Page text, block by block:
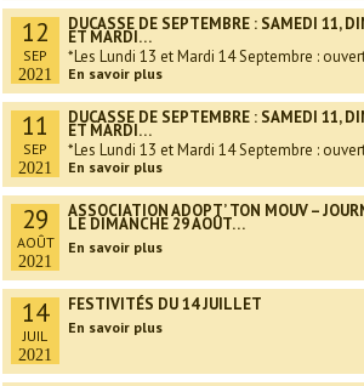
12
SEP
2021
DUCASSE DE SEPTEMBRE : SAMEDI 11,
ET MARDI…
*Les Lundi 13 et Mardi 14 Septembre :
En savoir plus
11
SEP
2021
DUCASSE DE SEPTEMBRE : SAMEDI 11,
ET MARDI…
*Les Lundi 13 et Mardi 14 Septembre :
En savoir plus
29
AOÛT
2021
ASSOCIATION ADOPT’ TON MOUV –
LE DIMANCHE 29 AOÛT…
En savoir plus
14
JUIL
2021
FESTIVITÉS DU 14 JUILLET
En savoir plus